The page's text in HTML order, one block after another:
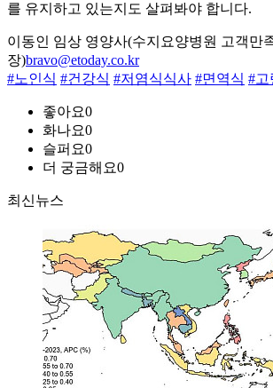
를 유지하고 있는지도 살펴봐야 합니다.
이동인 임상 영양사(수지요양병원 고객만
장)bravo@etoday.co.kr
#노인식 #건강식 #저염식식사 #면역식 #고
좋아요0
화나요0
슬퍼요0
더 궁금해요0
최신뉴스